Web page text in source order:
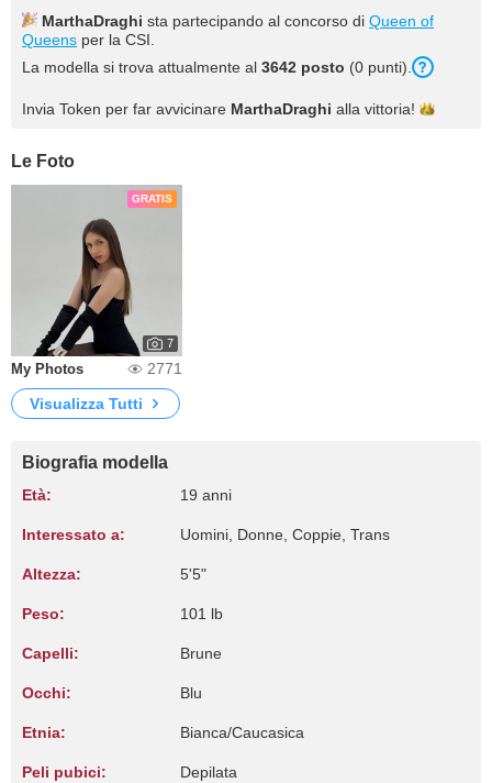
MarthaDraghi sta partecipando al concorso di Queen of
Queens per la CSI.
La modella si trova attualmente al 3642 posto (0 punti).
Invia Token per far avvicinare MarthaDraghi alla vittoria!
Le Foto
GRATIS
7
My Photos
2771
Visualizza Tutti
Biografia modella
Età: 19 anni
Interessato a: Uomini, Donne, Coppie, Trans
Altezza: 5'5"
Peso: 101 lb
Capelli: Brune
Occhi: Blu
Etnia: Bianca/Caucasica
Peli pubici: Depilata